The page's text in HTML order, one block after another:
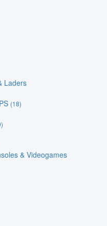
Laders
(18)
& Videogames